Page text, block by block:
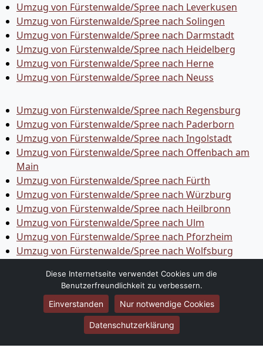
Umzug von Fürstenwalde/Spree nach Leverkusen
Umzug von Fürstenwalde/Spree nach Solingen
Umzug von Fürstenwalde/Spree nach Darmstadt
Umzug von Fürstenwalde/Spree nach Heidelberg
Umzug von Fürstenwalde/Spree nach Herne
Umzug von Fürstenwalde/Spree nach Neuss
Umzug von Fürstenwalde/Spree nach Regensburg
Umzug von Fürstenwalde/Spree nach Paderborn
Umzug von Fürstenwalde/Spree nach Ingolstadt
Umzug von Fürstenwalde/Spree nach Offenbach am
Main
Umzug von Fürstenwalde/Spree nach Fürth
Umzug von Fürstenwalde/Spree nach Würzburg
Umzug von Fürstenwalde/Spree nach Heilbronn
Umzug von Fürstenwalde/Spree nach Ulm
Umzug von Fürstenwalde/Spree nach Pforzheim
Umzug von Fürstenwalde/Spree nach Wolfsburg
Umzug von Fürstenwalde/Spree nach Göttingen
Umzug von Fürstenwalde/Spree nach Reutlingen
Umzug von Fürstenwalde/Spree nach Bremer­haven
Umzug von Fürstenwalde/Spree nach Koblenz
Umzug von Fürstenwalde/Spree nach Erlangen
Diese Internetseite verwendet Cookies um die
Benutzerfreundlichkeit zu verbessern.
Einverstanden Nur notwendige Cookies
Datenschutzerklärung